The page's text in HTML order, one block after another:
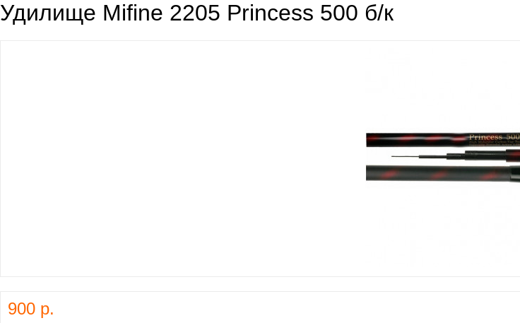
Удилище Mifine 2205 Princess 500 б/к
900 р.